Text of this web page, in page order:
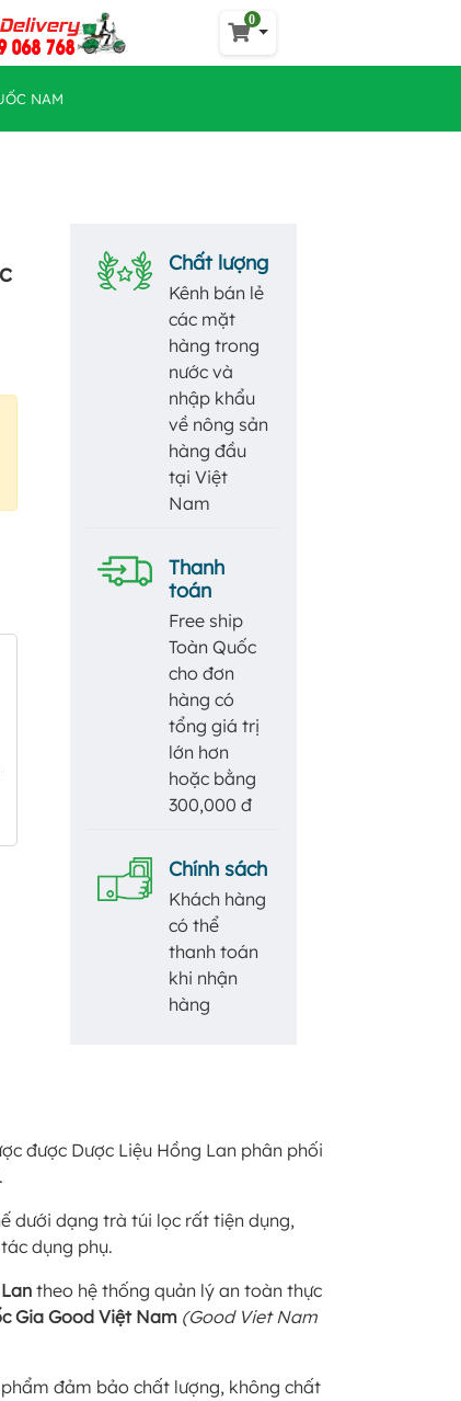
0
NAM
Chất lượng
Kênh bán lẻ
các mặt
hàng trong
nước và
nhập khẩu
về nông sản
hàng đầu
tại Việt
Nam
Thanh
toán
Free ship
Toàn Quốc
cho đơn
hàng có
tổng giá trị
lớn hơn
hoặc bằng
300,000 đ
Chính sách
Khách hàng
có thể
thanh toán
khi nhận
hàng
được Dược Liệu Hồng Lan phân phối
dưới dạng trà túi lọc rất tiện dụng,
dụng phụ.
theo hệ thống quản lý an toàn thực
Gia Good Việt Nam (Good Viet Nam
đảm bảo chất lượng, không chất